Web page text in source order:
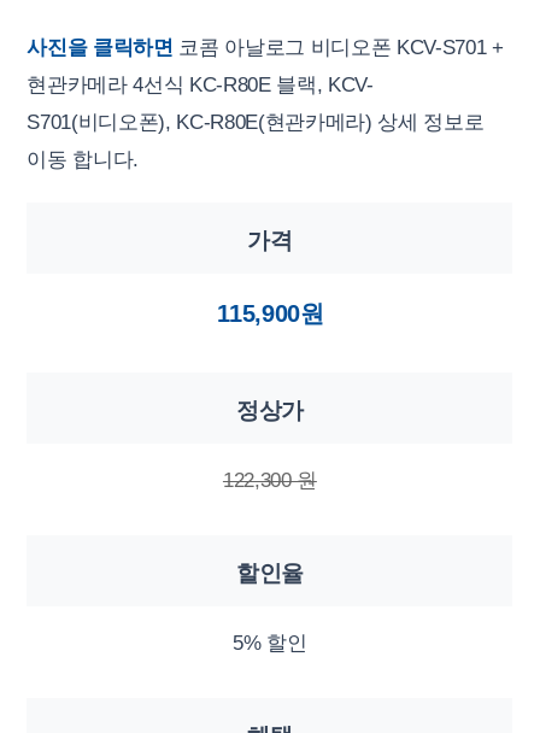
사진을 클릭하면 코콤 아날로그 비디오폰 KCV-S701 +
현관카메라 4선식 KC-R80E 블랙, KCV-
S701(비디오폰), KC-R80E(현관카메라) 상세 정보로
이동 합니다.
가격
115,900원
정상가
122,300 원
할인율
5% 할인